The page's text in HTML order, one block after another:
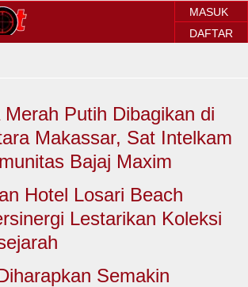
MASUK
DAFTAR
Sorot Makassar
Sorot Sulsel
Sorot Regional
Sorot Nasional
Putih Dibagikan di
Makassar, Sat Intelkam
Bajaj Maxim
Hotel Losari Beach
Lestarikan Koleksi
Semakin